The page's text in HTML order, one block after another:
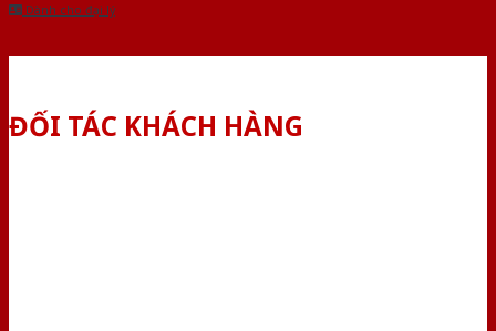
Dành cho đại lý
ĐỐI TÁC KHÁCH HÀNG